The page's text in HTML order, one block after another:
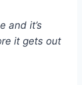
and it’s
it gets out